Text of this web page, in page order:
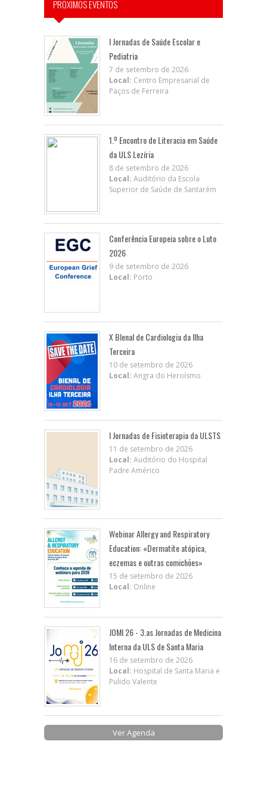
PRÓXIMOS EVENTOS
I Jornadas de Saúde Escolar e
Pediatria
7 de setembro de 2026
Local: Centro Empresarial de
Paços de Ferreira
1.º Encontro de Literacia em Saúde
da ULS Lezíria
8 de setembro de 2026
Local: Auditório da Escola
Superior de Saúde de Santarém
Conferência Europeia sobre o Luto
2026
9 de setembro de 2026
Local: Porto
X BIenal de Cardiologia da Ilha
Terceira
10 de setembro de 2026
Local: Angra do Heroísmo
I Jornadas de Fisioterapia da ULSTS
11 de setembro de 2026
Local: Auditório do Hospital
Padre Américo
Webinar Allergy and Respiratory
Education: «Dermatite atópica,
eczemas e outras comichões»
15 de setembro de 2026
Local: Online
JOMI 26 - 3.as Jornadas de Medicina
Interna da ULS de Santa Maria
16 de setembro de 2026
Local: Hospital de Santa Maria e
Pulido Valente
Ver Agenda